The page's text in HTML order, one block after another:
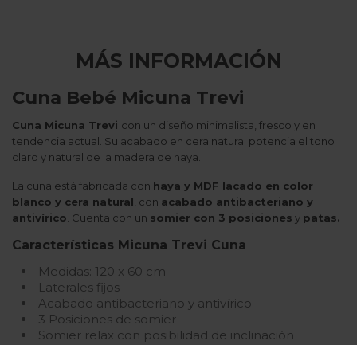
MÁS INFORMACIÓN
Cuna Bebé Micuna Trevi
Cuna Micuna Trevi con un diseño minimalista, fresco y en
tendencia actual. Su acabado en cera natural potencia el tono
claro y natural de la madera de haya.
La cuna está fabricada con haya y MDF lacado en color
blanco y cera natural, con acabado antibacteriano y
antivírico. Cuenta con un somier con 3 posiciones y patas.
Características Micuna Trevi Cuna
Medidas: 120 x 60 cm
Laterales fijos
Acabado antibacteriano y antivírico
3 Posiciones de somier
Somier relax con posibilidad de inclinación